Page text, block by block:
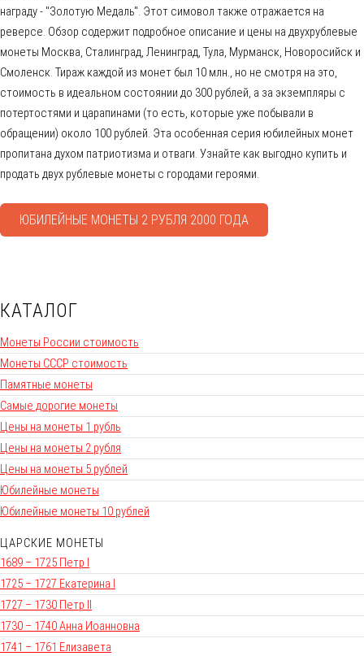
награду - "Золотую Медаль". Этот симовол также отражается на
реверсе. Обзор содержит подробное описание и цены на двухрублевые
монеты Москва, Сталинград, Ленинград, Тула, Мурманск, Новоросийск и
Смоленск. Тираж каждой из монет был 10 млн., но не смотря на это,
стоимость в идеальном состоянии до 300 рублей, а за экземпляры с
потертостями и царапинами (то есть, которые уже побывали в
обращении) около 100 рублей. Эта особенная серия юбилейных монет
пропитана духом патриотизма и отваги. Узнайте как выгодно купить и
продать двух рублевые монеты с городами героями.
ЮБИЛЕЙНЫЕ МОНЕТЫ 2 РУБЛЯ 2000 ГОДА
КАТАЛОГ
Монеты России стоимость
Монеты СССР стоимость
Памятные монеты
Самые дорогие монеты
Цены на монеты 1 рубль
Цены на монеты 2 рубля
Цены на монеты 5 рублей
Юбилейные монеты
Юбилейные монеты 10 рублей
ЦАРСКИЕ МОНЕТЫ
1689 – 1725 Петр I
1725 – 1727 Екатерина I
1727 – 1730 Петр II
1730 – 1740 Анна Иоанновна
1741 – 1761 Елизавета